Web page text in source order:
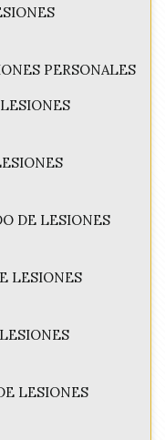
PERSONALES
DE LESIONES
LESIONES
LESIONES